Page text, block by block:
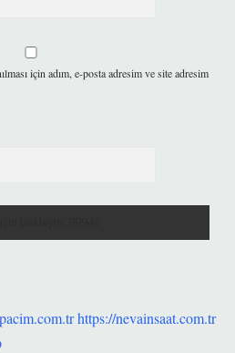
için adım, e-posta adresim ve site adresim
https://nevainsaat.com.tr